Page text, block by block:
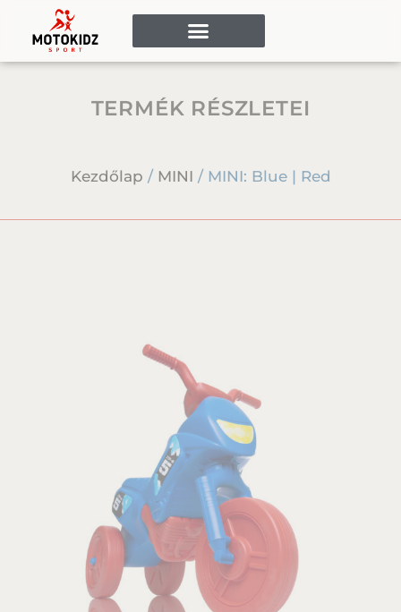
TERMÉK RÉSZLETEI
Kezdőlap / MINI / MINI: Blue | Red